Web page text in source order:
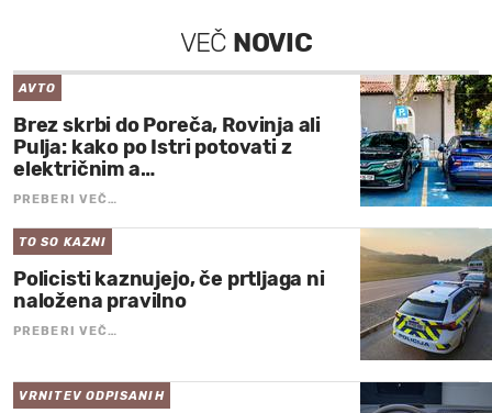
VEČ NOVIC
AVTO
Brez skrbi do Poreča, Rovinja ali
Pulja: kako po Istri potovati z
električnim a…
PREBERI VEČ…
TO SO KAZNI
Policisti kaznujejo, če prtljaga ni
naložena pravilno
PREBERI VEČ…
VRNITEV ODPISANIH